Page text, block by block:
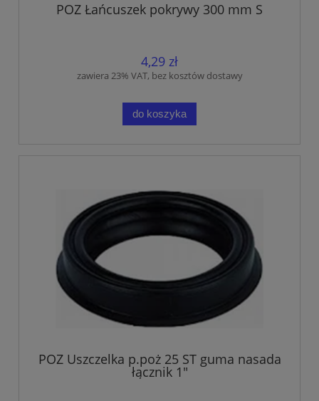
POZ Łańcuszek pokrywy 300 mm S
4,29 zł
zawiera 23% VAT, bez kosztów dostawy
do koszyka
POZ Uszczelka p.poż 25 ST guma nasada
łącznik 1"